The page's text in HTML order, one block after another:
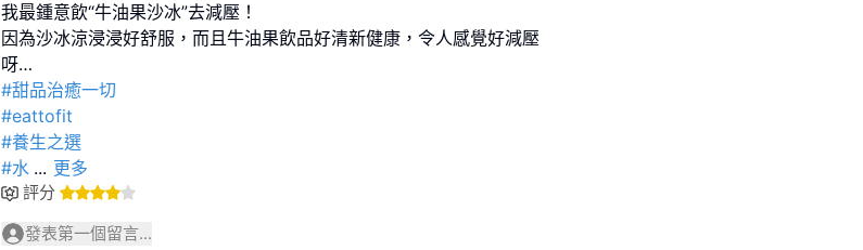
我最鍾意飲“牛油果沙冰”去減壓！
因為沙冰涼浸浸好舒服，而且牛油果飲品好清新健康，令人感覺好減壓
#甜品治癒一切
#eattofit
#養生之選
#水 ... 更多
評分
發表第一個留言...